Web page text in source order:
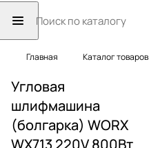
Главная Каталог товаров
Угловая
шлифмашина
(болгарка) WORX
WX713 220V 800Вт